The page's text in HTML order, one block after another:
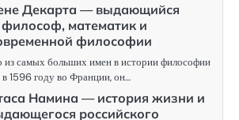
Декарта — выдающийся
математик и
философии
из самых больших имен в истории философии
1596 году во Франции, он…
Намина — история жизни и
российского